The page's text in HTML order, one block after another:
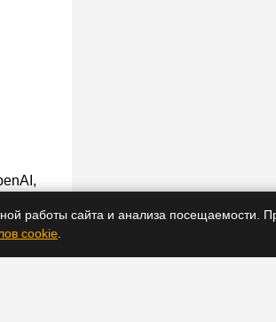
работы сайта и анализа посещаемости.
cookie